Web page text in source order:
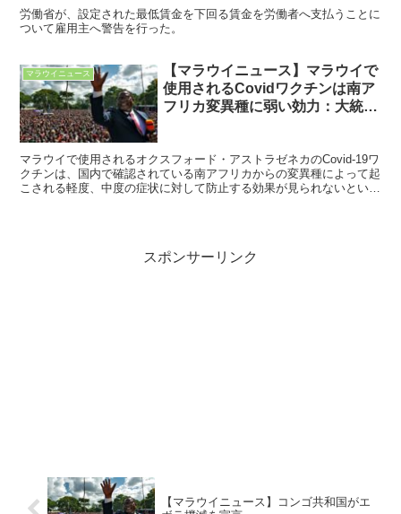
労働省が、設定された最低賃金を下回る賃金を労働者へ支払うことに
ついて雇用主へ警告を行った。
マラウイニュース
【マラウイニュース】マラウイで
使用されるCovidワクチンは南ア
フリカ変異種に弱い効力：大統領
マラウイで使用されるオクスフォード・アストラゼネカのCovid-19ワ
クチンは、国内で確認されている南アフリカからの変異種によって起
こされる軽度、中度の症状に対して防止する効果が見られないとい
スポンサーリンク
【マラウイニュース】コンゴ共和国がエ